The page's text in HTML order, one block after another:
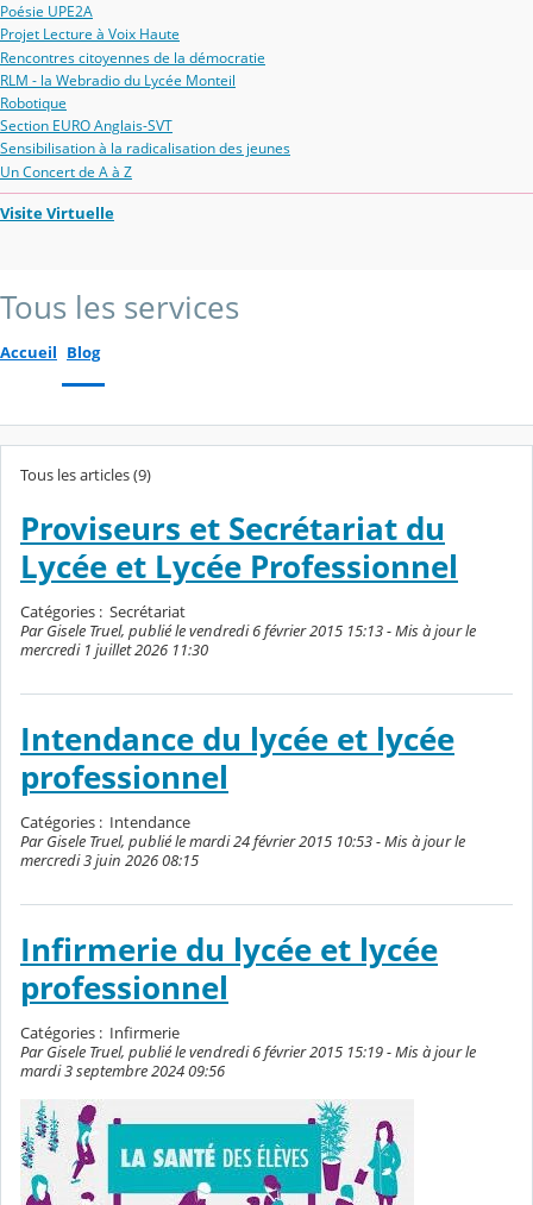
Poésie UPE2A
Projet Lecture à Voix Haute
Rencontres citoyennes de la démocratie
RLM - la Webradio du Lycée Monteil
Robotique
Section EURO Anglais-SVT
Sensibilisation à la radicalisation des jeunes
Un Concert de A à Z
Visite Virtuelle
Tous les services
Accueil Blog
Tous les articles (9)
Proviseurs et Secrétariat du
Lycée et Lycée Professionnel
Catégories : Secrétariat
Par Gisele Truel, publié le vendredi 6 février 2015 15:13 - Mis à jour le
mercredi 1 juillet 2026 11:30
Intendance du lycée et lycée
professionnel
Catégories : Intendance
Par Gisele Truel, publié le mardi 24 février 2015 10:53 - Mis à jour le
mercredi 3 juin 2026 08:15
Infirmerie du lycée et lycée
professionnel
Catégories : Infirmerie
Par Gisele Truel, publié le vendredi 6 février 2015 15:19 - Mis à jour le
mardi 3 septembre 2024 09:56